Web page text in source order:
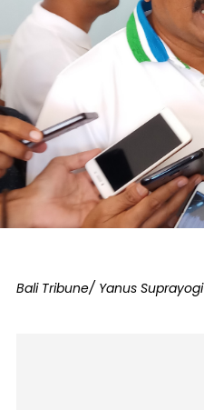
Bali Tribune/ Yanus Suprayogi